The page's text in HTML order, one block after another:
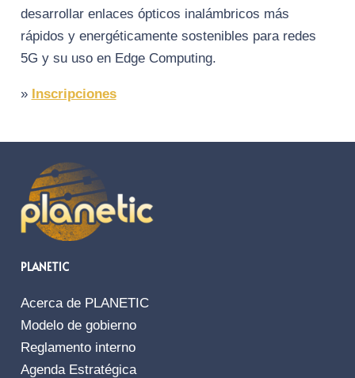
desarrollar enlaces ópticos inalámbricos más
rápidos y energéticamente sostenibles para redes
5G y su uso en Edge Computing.
» Inscripciones
PLANETIC
Acerca de PLANETIC
Modelo de gobierno
Reglamento interno
Agenda Estratégica